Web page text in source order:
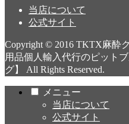
当店について
公式サイト
Copyright © 2016 TKTX麻酔
用品個人輸入代行のピット
グ】 All Rights Reserved.
メニュー
当店について
公式サイト